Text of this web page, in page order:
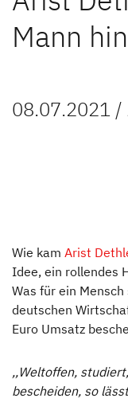
Unternehmen
Händlersuche
Über uns
Über uns
Ausbildung
Aktuelles
Team
Mann
08.07.2021 /
Wie kam Arist
Idee, ein rollendes
Was für ein
deutschen
Euro Umsatz
,,Weltoffen,
bescheiden, so